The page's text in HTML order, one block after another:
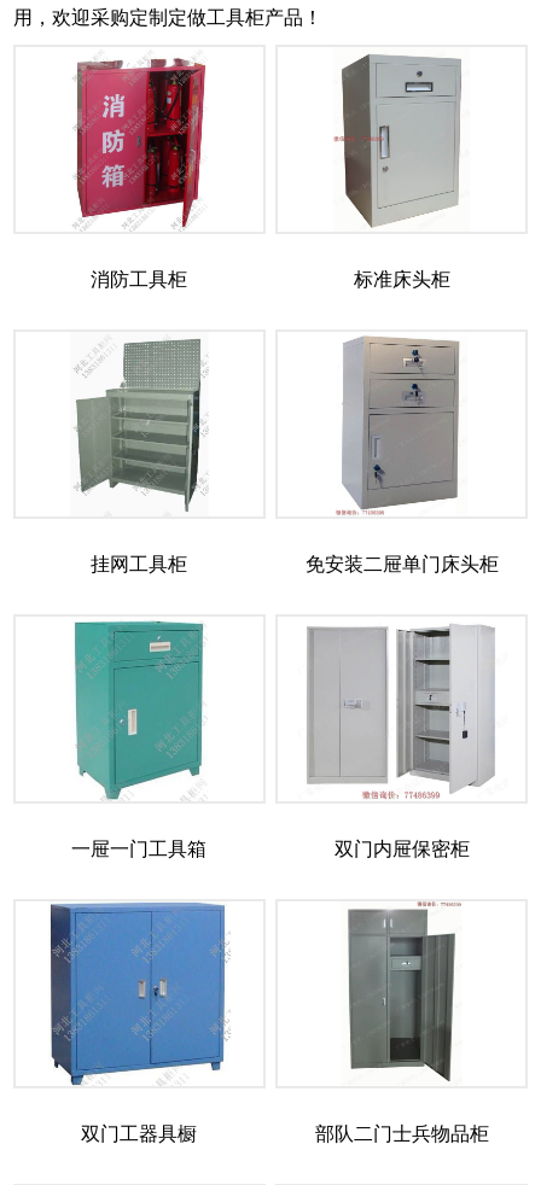
用，欢迎采购定制定做工具柜产品！
消防工具柜 标准床头柜
挂网工具柜 免安装二屉单门床头柜
一屉一门工具箱 双门内屉保密柜
双门工器具橱 部队二门士兵物品柜